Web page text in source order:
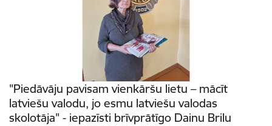
"Piedāvāju pavisam vienkāršu lietu – mācīt
latviešu valodu, jo esmu latviešu valodas
skolotāja" - iepazīsti brīvprātīgo Dainu Brilu